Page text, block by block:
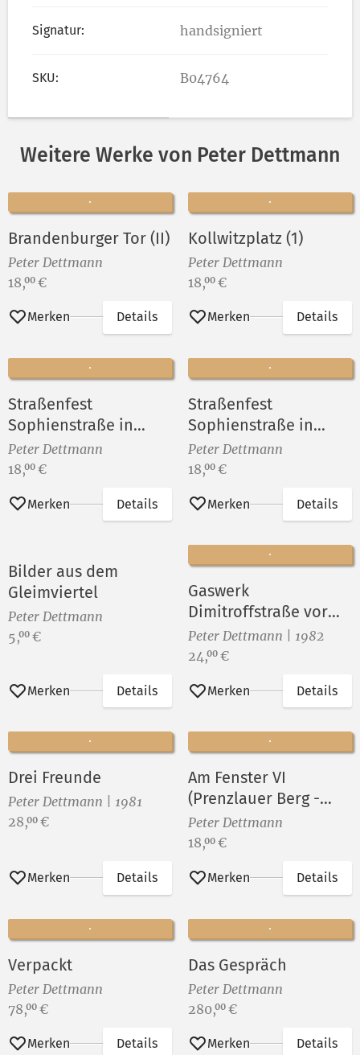
Signatur: handsigniert
SKU: B04764
Weitere Werke von Peter Dettmann
Brandenburger Tor (II)
Peter Dettmann
Preis:
18,00 €
Merken Details
Kollwitzplatz (1)
Peter Dettmann
Preis:
18,00 €
Merken Details
Straßenfest
Sophienstraße in
Berlin-Rummelsburg
VIII
Peter Dettmann
Preis:
18,00 €
Merken Details
Straßenfest
Sophienstraße in
Berlin-Rummelsburg
VII
Peter Dettmann
Preis:
18,00 €
Merken Details
Bilder aus dem
Gleimviertel
Peter Dettmann
Preis:
5,00 €
Merken Details
Gaswerk
Dimitroffstraße vor
dem Abriß ()
Peter Dettmann | 1982
Preis:
24,00 €
Merken Details
Drei Freunde
Peter Dettmann | 1981
Preis:
28,00 €
Merken Details
Am Fenster VI
(Prenzlauer Berg -
Gleimkiez)
Peter Dettmann
Preis:
18,00 €
Merken Details
Verpackt
Peter Dettmann
Preis:
78,00 €
Merken Details
Das Gespräch
Peter Dettmann
Preis:
280,00 €
Merken Details